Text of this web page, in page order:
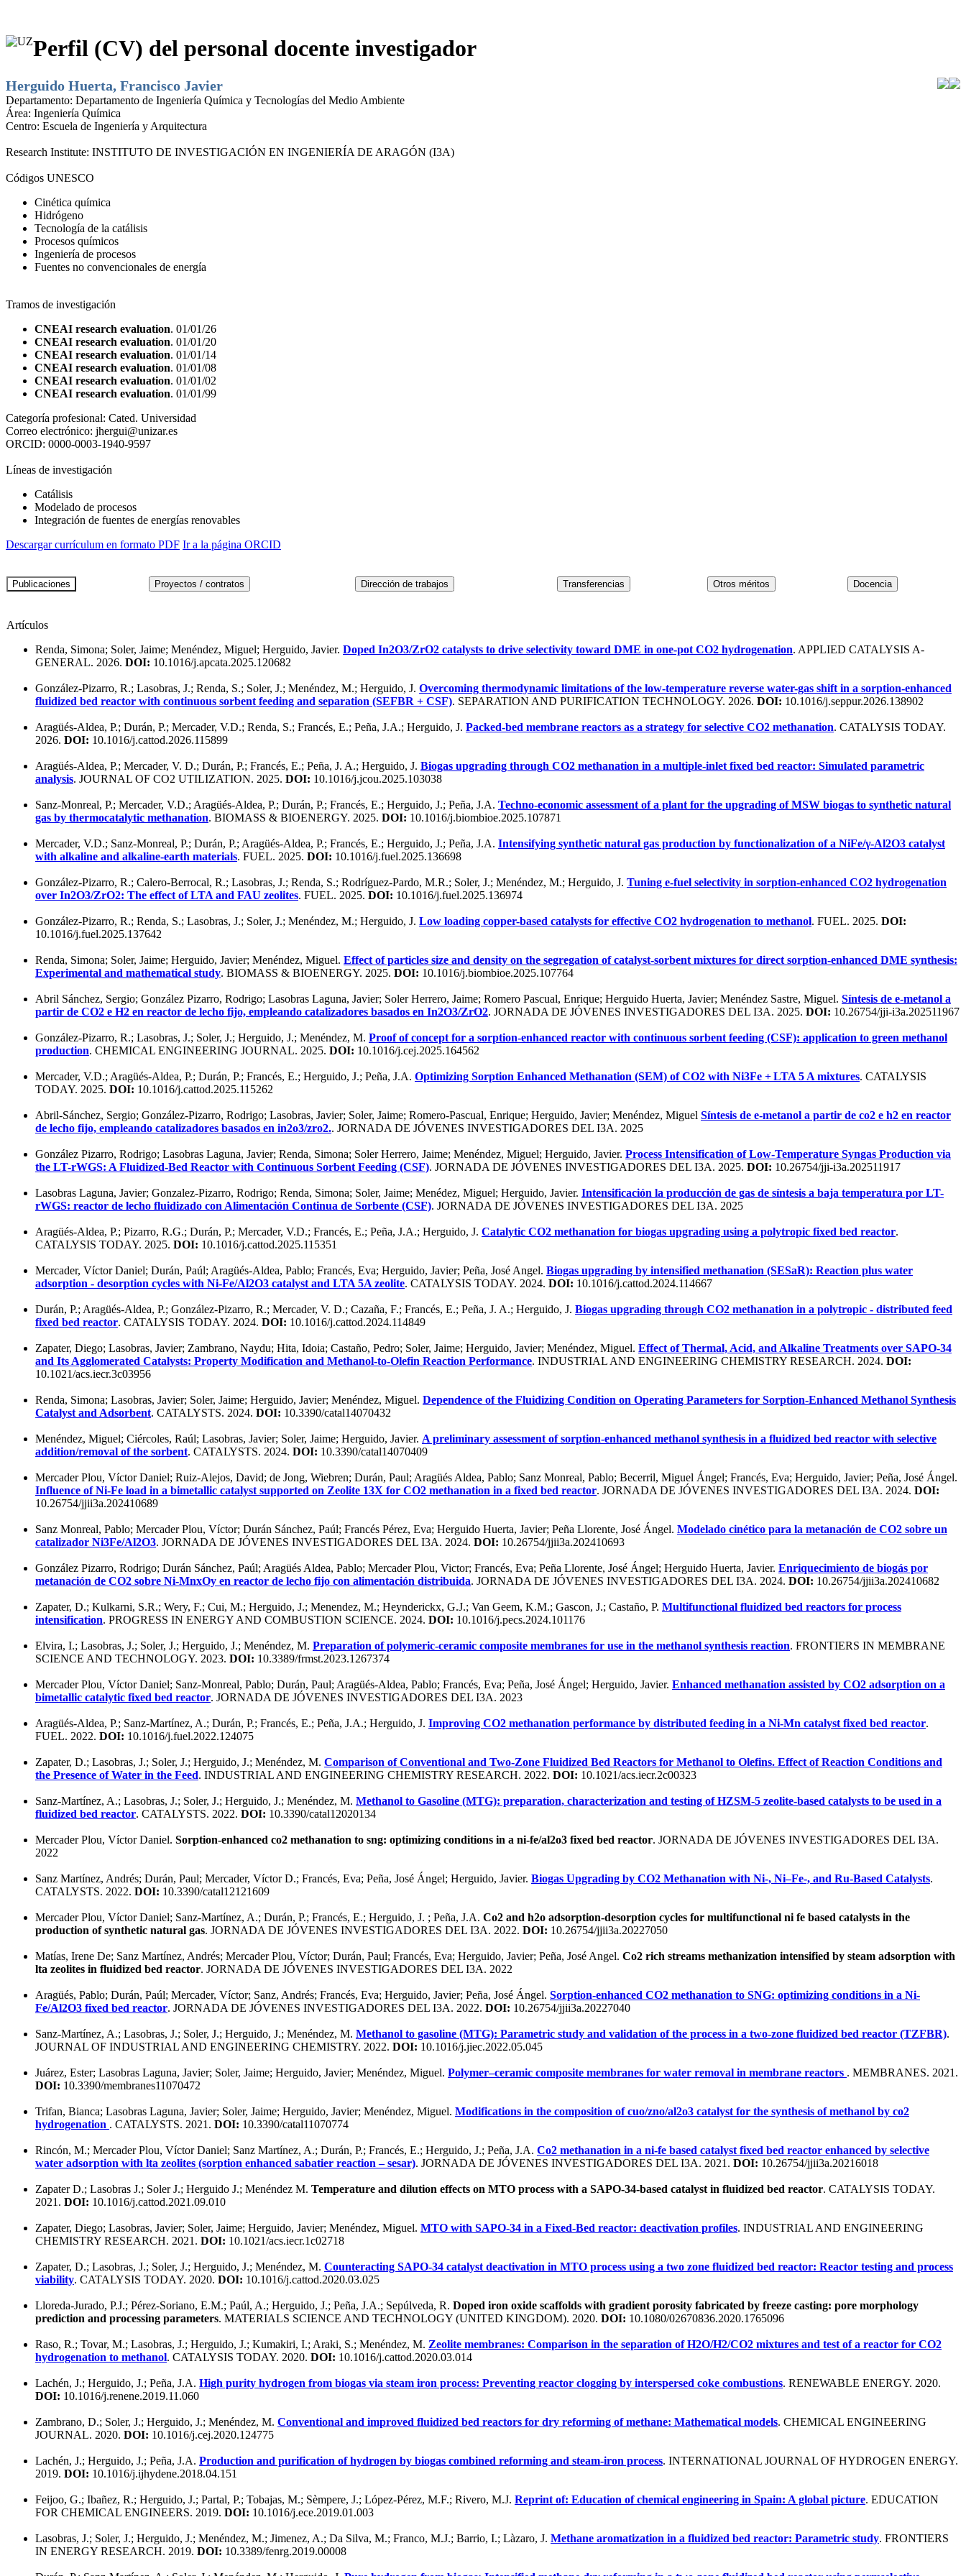
Perfil (CV) del personal docente investigador
Herguido Huerta, Francisco Javier
Departamento: Departamento de Ingeniería Química y Tecnologías del Medio Ambiente
Área: Ingeniería Química
Centro: Escuela de Ingeniería y Arquitectura
Research Institute: INSTITUTO DE INVESTIGACIÓN EN INGENIERÍA DE ARAGÓN (I3A)
Códigos UNESCO
Cinética química
Hidrógeno
Tecnología de la catálisis
Procesos químicos
Ingeniería de procesos
Fuentes no convencionales de energía
Tramos de investigación
CNEAI research evaluation. 01/01/26
CNEAI research evaluation. 01/01/20
CNEAI research evaluation. 01/01/14
CNEAI research evaluation. 01/01/08
CNEAI research evaluation. 01/01/02
CNEAI research evaluation. 01/01/99
Categoría profesional: Cated. Universidad
Correo electrónico: jhergui@unizar.es
ORCID: 0000-0003-1940-9597
Líneas de investigación
Catálisis
Modelado de procesos
Integración de fuentes de energías renovables
Descargar currículum en formato PDF Ir a la página ORCID
Artículos
Renda, Simona; Soler, Jaime; Menéndez, Miguel; Herguido, Javier. Doped In2O3/ZrO2 catalysts to drive selectivity toward DME in one-pot CO2 hydrogenation. APPLIED CATALYSIS A-
GENERAL. 2026. DOI: 10.1016/j.apcata.2025.120682
González-Pizarro, R.; Lasobras, J.; Renda, S.; Soler, J.; Menéndez, M.; Herguido, J. Overcoming thermodynamic limitations of the low-temperature reverse water-gas shift in a sorption-enhanced
fluidized bed reactor with continuous sorbent feeding and separation (SEFBR + CSF). SEPARATION AND PURIFICATION TECHNOLOGY. 2026. DOI: 10.1016/j.seppur.2026.138902
Aragüés-Aldea, P.; Durán, P.; Mercader, V.D.; Renda, S.; Francés, E.; Peña, J.A.; Herguido, J. Packed-bed membrane reactors as a strategy for selective CO2 methanation. CATALYSIS TODAY.
2026. DOI: 10.1016/j.cattod.2026.115899
Aragüés-Aldea, P.; Mercader, V. D.; Durán, P.; Francés, E.; Peña, J. A.; Herguido, J. Biogas upgrading through CO2 methanation in a multiple-inlet fixed bed reactor: Simulated parametric
analysis. JOURNAL OF CO2 UTILIZATION. 2025. DOI: 10.1016/j.jcou.2025.103038
Sanz-Monreal, P.; Mercader, V.D.; Aragüés-Aldea, P.; Durán, P.; Francés, E.; Herguido, J.; Peña, J.A. Techno-economic assessment of a plant for the upgrading of MSW biogas to synthetic natural
gas by thermocatalytic methanation. BIOMASS & BIOENERGY. 2025. DOI: 10.1016/j.biombioe.2025.107871
Mercader, V.D.; Sanz-Monreal, P.; Durán, P.; Aragüés-Aldea, P.; Francés, E.; Herguido, J.; Peña, J.A. Intensifying synthetic natural gas production by functionalization of a NiFe/γ-Al2O3 catalyst
with alkaline and alkaline-earth materials. FUEL. 2025. DOI: 10.1016/j.fuel.2025.136698
González-Pizarro, R.; Calero-Berrocal, R.; Lasobras, J.; Renda, S.; Rodríguez-Pardo, M.R.; Soler, J.; Menéndez, M.; Herguido, J. Tuning e-fuel selectivity in sorption-enhanced CO2 hydrogenation
over In2O3/ZrO2: The effect of LTA and FAU zeolites. FUEL. 2025. DOI: 10.1016/j.fuel.2025.136974
González-Pizarro, R.; Renda, S.; Lasobras, J.; Soler, J.; Menéndez, M.; Herguido, J. Low loading copper-based catalysts for effective CO2 hydrogenation to methanol. FUEL. 2025. DOI:
10.1016/j.fuel.2025.137642
Renda, Simona; Soler, Jaime; Herguido, Javier; Menéndez, Miguel. Effect of particles size and density on the segregation of catalyst-sorbent mixtures for direct sorption-enhanced DME synthesis:
Experimental and mathematical study. BIOMASS & BIOENERGY. 2025. DOI: 10.1016/j.biombioe.2025.107764
Abril Sánchez, Sergio; González Pizarro, Rodrigo; Lasobras Laguna, Javier; Soler Herrero, Jaime; Romero Pascual, Enrique; Herguido Huerta, Javier; Menéndez Sastre, Miguel. Síntesis de e-metanol a
partir de CO2 e H2 en reactor de lecho fijo, empleando catalizadores basados en In2O3/ZrO2. JORNADA DE JÓVENES INVESTIGADORES DEL I3A. 2025. DOI: 10.26754/jji-i3a.202511967
González-Pizarro, R.; Lasobras, J.; Soler, J.; Herguido, J.; Menéndez, M. Proof of concept for a sorption-enhanced reactor with continuous sorbent feeding (CSF): application to green methanol
production. CHEMICAL ENGINEERING JOURNAL. 2025. DOI: 10.1016/j.cej.2025.164562
Mercader, V.D.; Aragüés-Aldea, P.; Durán, P.; Francés, E.; Herguido, J.; Peña, J.A. Optimizing Sorption Enhanced Methanation (SEM) of CO2 with Ni3Fe + LTA 5 A mixtures. CATALYSIS
TODAY. 2025. DOI: 10.1016/j.cattod.2025.115262
Abril-Sánchez, Sergio; González-Pizarro, Rodrigo; Lasobras, Javier; Soler, Jaime; Romero-Pascual, Enrique; Herguido, Javier; Menéndez, Miguel Síntesis de e-metanol a partir de co2 e h2 en reactor
de lecho fijo, empleando catalizadores basados en in2o3/zro2.. JORNADA DE JÓVENES INVESTIGADORES DEL I3A. 2025
González Pizarro, Rodrigo; Lasobras Laguna, Javier; Renda, Simona; Soler Herrero, Jaime; Menéndez, Miguel; Herguido, Javier. Process Intensification of Low-Temperature Syngas Production via
the LT-rWGS: A Fluidized-Bed Reactor with Continuous Sorbent Feeding (CSF). JORNADA DE JÓVENES INVESTIGADORES DEL I3A. 2025. DOI: 10.26754/jji-i3a.202511917
Lasobras Laguna, Javier; Gonzalez-Pizarro, Rodrigo; Renda, Simona; Soler, Jaime; Menédez, Miguel; Herguido, Javier. Intensificación la producción de gas de síntesis a baja temperatura por LT-
rWGS: reactor de lecho fluidizado con Alimentación Continua de Sorbente (CSF). JORNADA DE JÓVENES INVESTIGADORES DEL I3A. 2025
Aragüés-Aldea, P.; Pizarro, R.G.; Durán, P.; Mercader, V.D.; Francés, E.; Peña, J.A.; Herguido, J. Catalytic CO2 methanation for biogas upgrading using a polytropic fixed bed reactor.
CATALYSIS TODAY. 2025. DOI: 10.1016/j.cattod.2025.115351
Mercader, Víctor Daniel; Durán, Paúl; Aragüés-Aldea, Pablo; Francés, Eva; Herguido, Javier; Peña, José Angel. Biogas upgrading by intensified methanation (SESaR): Reaction plus water
adsorption - desorption cycles with Ni-Fe/Al2O3 catalyst and LTA 5A zeolite. CATALYSIS TODAY. 2024. DOI: 10.1016/j.cattod.2024.114667
Durán, P.; Aragüés-Aldea, P.; González-Pizarro, R.; Mercader, V. D.; Cazaña, F.; Francés, E.; Peña, J. A.; Herguido, J. Biogas upgrading through CO2 methanation in a polytropic - distributed feed
fixed bed reactor. CATALYSIS TODAY. 2024. DOI: 10.1016/j.cattod.2024.114849
Zapater, Diego; Lasobras, Javier; Zambrano, Naydu; Hita, Idoia; Castaño, Pedro; Soler, Jaime; Herguido, Javier; Menéndez, Miguel. Effect of Thermal, Acid, and Alkaline Treatments over SAPO-34
and Its Agglomerated Catalysts: Property Modification and Methanol-to-Olefin Reaction Performance. INDUSTRIAL AND ENGINEERING CHEMISTRY RESEARCH. 2024. DOI:
10.1021/acs.iecr.3c03956
Renda, Simona; Lasobras, Javier; Soler, Jaime; Herguido, Javier; Menéndez, Miguel. Dependence of the Fluidizing Condition on Operating Parameters for Sorption-Enhanced Methanol Synthesis
Catalyst and Adsorbent. CATALYSTS. 2024. DOI: 10.3390/catal14070432
Menéndez, Miguel; Ciércoles, Raúl; Lasobras, Javier; Soler, Jaime; Herguido, Javier. A preliminary assessment of sorption-enhanced methanol synthesis in a fluidized bed reactor with selective
addition/removal of the sorbent. CATALYSTS. 2024. DOI: 10.3390/catal14070409
Mercader Plou, Víctor Daniel; Ruiz-Alejos, David; de Jong, Wiebren; Durán, Paul; Aragüés Aldea, Pablo; Sanz Monreal, Pablo; Becerril, Miguel Ángel; Francés, Eva; Herguido, Javier; Peña, José Ángel.
Influence of Ni-Fe load in a bimetallic catalyst supported on Zeolite 13X for CO2 methanation in a fixed bed reactor. JORNADA DE JÓVENES INVESTIGADORES DEL I3A. 2024. DOI:
10.26754/jjii3a.202410689
Sanz Monreal, Pablo; Mercader Plou, Víctor; Durán Sánchez, Paúl; Francés Pérez, Eva; Herguido Huerta, Javier; Peña Llorente, José Ángel. Modelado cinético para la metanación de CO2 sobre un
catalizador Ni3Fe/Al2O3. JORNADA DE JÓVENES INVESTIGADORES DEL I3A. 2024. DOI: 10.26754/jjii3a.202410693
González Pizarro, Rodrigo; Durán Sánchez, Paúl; Aragüés Aldea, Pablo; Mercader Plou, Victor; Francés, Eva; Peña Llorente, José Ángel; Herguido Huerta, Javier. Enriquecimiento de biogás por
metanación de CO2 sobre Ni-MnxOy en reactor de lecho fijo con alimentación distribuida. JORNADA DE JÓVENES INVESTIGADORES DEL I3A. 2024. DOI: 10.26754/jjii3a.202410682
Zapater, D.; Kulkarni, S.R.; Wery, F.; Cui, M.; Herguido, J.; Menendez, M.; Heynderickx, G.J.; Van Geem, K.M.; Gascon, J.; Castaño, P. Multifunctional fluidized bed reactors for process
intensification. PROGRESS IN ENERGY AND COMBUSTION SCIENCE. 2024. DOI: 10.1016/j.pecs.2024.101176
Elvira, I.; Lasobras, J.; Soler, J.; Herguido, J.; Menéndez, M. Preparation of polymeric-ceramic composite membranes for use in the methanol synthesis reaction. FRONTIERS IN MEMBRANE
SCIENCE AND TECHNOLOGY. 2023. DOI: 10.3389/frmst.2023.1267374
Mercader Plou, Víctor Daniel; Sanz-Monreal, Pablo; Durán, Paul; Aragüés-Aldea, Pablo; Francés, Eva; Peña, José Ángel; Herguido, Javier. Enhanced methanation assisted by CO2 adsorption on a
bimetallic catalytic fixed bed reactor. JORNADA DE JÓVENES INVESTIGADORES DEL I3A. 2023
Aragüés-Aldea, P.; Sanz-Martínez, A.; Durán, P.; Francés, E.; Peña, J.A.; Herguido, J. Improving CO2 methanation performance by distributed feeding in a Ni-Mn catalyst fixed bed reactor.
FUEL. 2022. DOI: 10.1016/j.fuel.2022.124075
Zapater, D.; Lasobras, J.; Soler, J.; Herguido, J.; Menéndez, M. Comparison of Conventional and Two-Zone Fluidized Bed Reactors for Methanol to Olefins. Effect of Reaction Conditions and
the Presence of Water in the Feed. INDUSTRIAL AND ENGINEERING CHEMISTRY RESEARCH. 2022. DOI: 10.1021/acs.iecr.2c00323
Sanz-Martínez, A.; Lasobras, J.; Soler, J.; Herguido, J.; Menéndez, M. Methanol to Gasoline (MTG): preparation, characterization and testing of HZSM-5 zeolite-based catalysts to be used in a
fluidized bed reactor. CATALYSTS. 2022. DOI: 10.3390/catal12020134
Mercader Plou, Víctor Daniel. Sorption-enhanced co2 methanation to sng: optimizing conditions in a ni-fe/al2o3 fixed bed reactor. JORNADA DE JÓVENES INVESTIGADORES DEL I3A.
2022
Sanz Martínez, Andrés; Durán, Paul; Mercader, Víctor D.; Francés, Eva; Peña, José Ángel; Herguido, Javier. Biogas Upgrading by CO2 Methanation with Ni-, Ni–Fe-, and Ru-Based Catalysts.
CATALYSTS. 2022. DOI: 10.3390/catal12121609
Mercader Plou, Víctor Daniel; Sanz-Martínez, A.; Durán, P.; Francés, E.; Herguido, J. ; Peña, J.A. Co2 and h2o adsorption-desorption cycles for multifunctional ni fe based catalysts in the
production of synthetic natural gas. JORNADA DE JÓVENES INVESTIGADORES DEL I3A. 2022. DOI: 10.26754/jjii3a.20227050
Matías, Irene De; Sanz Martínez, Andrés; Mercader Plou, Víctor; Durán, Paul; Francés, Eva; Herguido, Javier; Peña, José Angel. Co2 rich streams methanization intensified by steam adsorption with
lta zeolites in fluidized bed reactor. JORNADA DE JÓVENES INVESTIGADORES DEL I3A. 2022
Aragüés, Pablo; Durán, Paúl; Mercader, Víctor; Sanz, Andrés; Francés, Eva; Herguido, Javier; Peña, José Ángel. Sorption-enhanced CO2 methanation to SNG: optimizing conditions in a Ni-
Fe/Al2O3 fixed bed reactor. JORNADA DE JÓVENES INVESTIGADORES DEL I3A. 2022. DOI: 10.26754/jjii3a.20227040
Sanz-Martínez, A.; Lasobras, J.; Soler, J.; Herguido, J.; Menéndez, M. Methanol to gasoline (MTG): Parametric study and validation of the process in a two-zone fluidized bed reactor (TZFBR).
JOURNAL OF INDUSTRIAL AND ENGINEERING CHEMISTRY. 2022. DOI: 10.1016/j.jiec.2022.05.045
Juárez, Ester; Lasobras Laguna, Javier; Soler, Jaime; Herguido, Javier; Menéndez, Miguel. Polymer–ceramic composite membranes for water removal in membrane reactors . MEMBRANES. 2021.
DOI: 10.3390/membranes11070472
Trifan, Bianca; Lasobras Laguna, Javier; Soler, Jaime; Herguido, Javier; Menéndez, Miguel. Modifications in the composition of cuo/zno/al2o3 catalyst for the synthesis of methanol by co2
hydrogenation . CATALYSTS. 2021. DOI: 10.3390/catal11070774
Rincón, M.; Mercader Plou, Víctor Daniel; Sanz Martínez, A.; Durán, P.; Francés, E.; Herguido, J.; Peña, J.A. Co2 methanation in a ni-fe based catalyst fixed bed reactor enhanced by selective
water adsorption with lta zeolites (sorption enhanced sabatier reaction – sesar). JORNADA DE JÓVENES INVESTIGADORES DEL I3A. 2021. DOI: 10.26754/jjii3a.20216018
Zapater D.; Lasobras J.; Soler J.; Herguido J.; Menéndez M. Temperature and dilution effects on MTO process with a SAPO-34-based catalyst in fluidized bed reactor. CATALYSIS TODAY.
2021. DOI: 10.1016/j.cattod.2021.09.010
Zapater, Diego; Lasobras, Javier; Soler, Jaime; Herguido, Javier; Menéndez, Miguel. MTO with SAPO-34 in a Fixed-Bed reactor: deactivation profiles. INDUSTRIAL AND ENGINEERING
CHEMISTRY RESEARCH. 2021. DOI: 10.1021/acs.iecr.1c02718
Zapater, D.; Lasobras, J.; Soler, J.; Herguido, J.; Menéndez, M. Counteracting SAPO-34 catalyst deactivation in MTO process using a two zone fluidized bed reactor: Reactor testing and process
viability. CATALYSIS TODAY. 2020. DOI: 10.1016/j.cattod.2020.03.025
Lloreda-Jurado, P.J.; Pérez-Soriano, E.M.; Paúl, A.; Herguido, J.; Peña, J.A.; Sepúlveda, R. Doped iron oxide scaffolds with gradient porosity fabricated by freeze casting: pore morphology
prediction and processing parameters. MATERIALS SCIENCE AND TECHNOLOGY (UNITED KINGDOM). 2020. DOI: 10.1080/02670836.2020.1765096
Raso, R.; Tovar, M.; Lasobras, J.; Herguido, J.; Kumakiri, I.; Araki, S.; Menéndez, M. Zeolite membranes: Comparison in the separation of H2O/H2/CO2 mixtures and test of a reactor for CO2
hydrogenation to methanol. CATALYSIS TODAY. 2020. DOI: 10.1016/j.cattod.2020.03.014
Lachén, J.; Herguido, J.; Peña, J.A. High purity hydrogen from biogas via steam iron process: Preventing reactor clogging by interspersed coke combustions. RENEWABLE ENERGY. 2020.
DOI: 10.1016/j.renene.2019.11.060
Zambrano, D.; Soler, J.; Herguido, J.; Menéndez, M. Conventional and improved fluidized bed reactors for dry reforming of methane: Mathematical models. CHEMICAL ENGINEERING
JOURNAL. 2020. DOI: 10.1016/j.cej.2020.124775
Lachén, J.; Herguido, J.; Peña, J.A. Production and purification of hydrogen by biogas combined reforming and steam-iron process. INTERNATIONAL JOURNAL OF HYDROGEN ENERGY.
2019. DOI: 10.1016/j.ijhydene.2018.04.151
Feijoo, G.; Ibañez, R.; Herguido, J.; Partal, P.; Tobajas, M.; Sèmpere, J.; López-Pérez, M.F.; Rivero, M.J. Reprint of: Education of chemical engineering in Spain: A global picture. EDUCATION
FOR CHEMICAL ENGINEERS. 2019. DOI: 10.1016/j.ece.2019.01.003
Lasobras, J.; Soler, J.; Herguido, J.; Menéndez, M.; Jimenez, A.; Da Silva, M.; Franco, M.J.; Barrio, I.; Làzaro, J. Methane aromatization in a fluidized bed reactor: Parametric study. FRONTIERS
IN ENERGY RESEARCH. 2019. DOI: 10.3389/fenrg.2019.00008